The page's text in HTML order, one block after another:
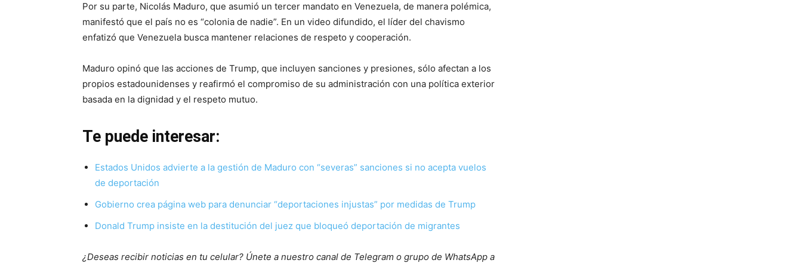
Por su parte, Nicolás Maduro, que asumió un tercer mandato en Venezuela, de manera polémica,
manifestó que el país no es “colonia de nadie”. En un video difundido, el líder del chavismo
enfatizó que Venezuela busca mantener relaciones de respeto y cooperación.
Maduro opinó que las acciones de Trump, que incluyen sanciones y presiones, sólo afectan a los
propios estadounidenses y reafirmó el compromiso de su administración con una política exterior
basada en la dignidad y el respeto mutuo.
Te puede interesar:
Estados Unidos advierte a la gestión de Maduro con “severas” sanciones si no acepta vuelos
de deportación
Gobierno crea página web para denunciar “deportaciones injustas” por medidas de Trump
Donald Trump insiste en la destitución del juez que bloqueó deportación de migrantes
¿Deseas recibir noticias en tu celular? Únete a nuestro canal de Telegram o grupo de WhatsApp a